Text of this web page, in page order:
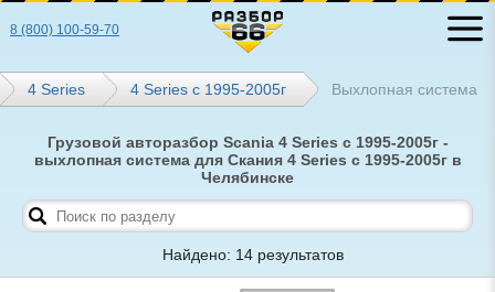
8 (800) 100-59-70
4 Series 4 Series с 1995-2005г Выхлопная система
Грузовой авторазбор Scania 4 Series с 1995-2005г -
выхлопная система для Скания 4 Series с 1995-2005г в
Челябинске
Найдено: 14 результатов